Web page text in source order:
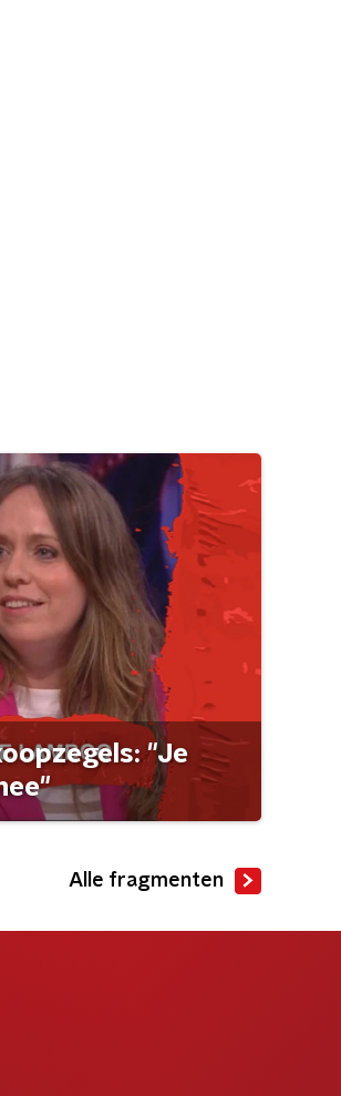
"Je
Alle fragmenten